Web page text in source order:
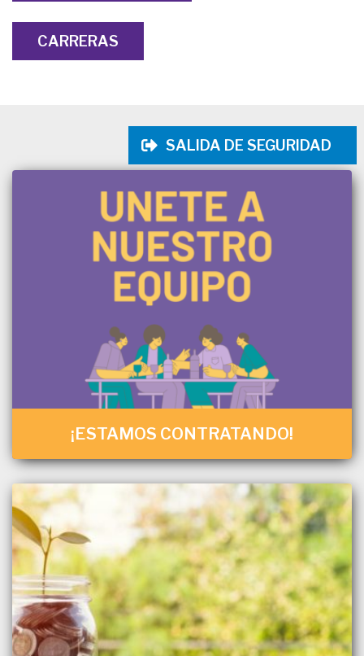
SALIDA DE SEGURIDAD
CARRERAS
¡ESTAMOS CONTRATANDO!